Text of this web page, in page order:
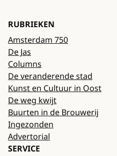
RUBRIEKEN
Amsterdam 750
De Jas
Columns
De veranderende stad
Kunst en Cultuur in Oost
De weg kwijt
Buurten in de Brouwerij
Ingezonden
Advertorial
SERVICE